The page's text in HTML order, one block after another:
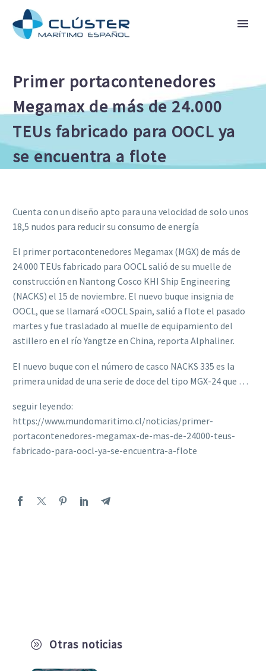
Primer portacontenedores
Megamax de más de 24.000
TEUs fabricado para OOCL ya
se encuentra a flote
A Otras noticias
Cuenta con un diseño apto para una velocidad de solo unos
18,5 nudos para reducir su consumo de energía
El primer portacontenedores Megamax (MGX) de más de
24.000 TEUs fabricado para OOCL salió de su muelle de
construcción en Nantong Cosco KHI Ship Engineering
(NACKS) el 15 de noviembre. El nuevo buque insignia de
OOCL, que se llamará «OOCL Spain, salió a flote el pasado
martes y fue trasladado al muelle de equipamiento del
astillero en el río Yangtze en China, reporta Alphaliner.
El nuevo buque con el número de casco NACKS 335 es la
primera unidad de una serie de doce del tipo MGX-24 que …
seguir leyendo:
https://www.mundomaritimo.cl/noticias/primer-
portacontenedores-megamax-de-mas-de-24000-teus-
fabricado-para-oocl-ya-se-encuentra-a-flote